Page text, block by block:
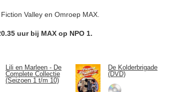
Valley en Omroep MAX.
uur bij MAX op NPO 1.
Lili en Marleen - De
Complete Collectie
(Seizoen 1 t/m 10)
De Kolderbrigade
(DVD)